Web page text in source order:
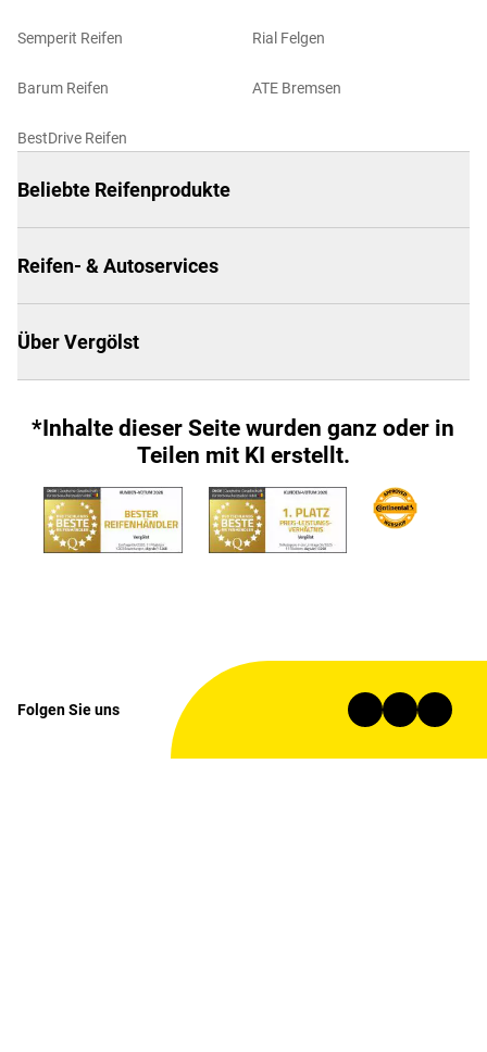
Semperit Reifen
Barum Reifen
BestDrive Reifen
Rial Felgen
ATE Bremsen
Beliebte Reifenprodukte
Reifen- & Autoservices
Über Vergölst
*Inhalte dieser Seite wurden ganz oder in
Teilen mit KI erstellt.
Folgen Sie uns